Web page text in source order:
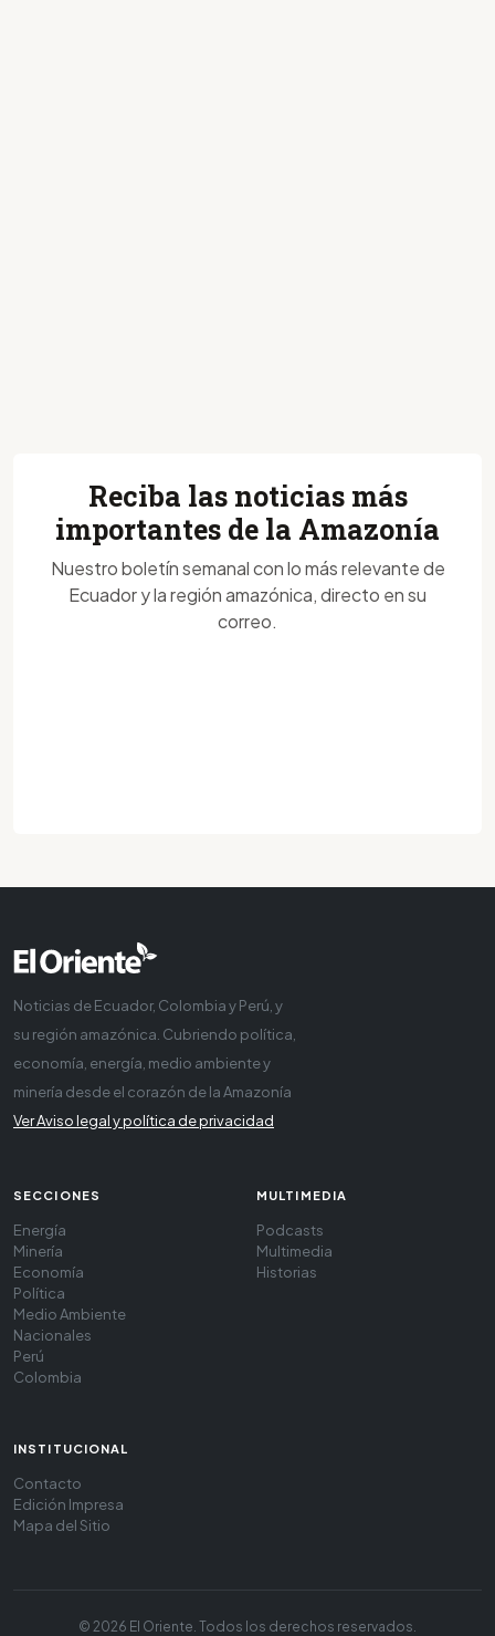
Reciba las noticias más
importantes de la Amazonía
Nuestro boletín semanal con lo más relevante de
Ecuador y la región amazónica, directo en su
correo.
Noticias de Ecuador, Colombia y Perú, y
su región amazónica. Cubriendo política,
economía, energía, medio ambiente y
minería desde el corazón de la Amazonía
Ver Aviso legal y política de privacidad
SECCIONES
Energía
Minería
Economía
Política
Medio Ambiente
Nacionales
Perú
Colombia
MULTIMEDIA
Podcasts
Multimedia
Historias
INSTITUCIONAL
Contacto
Edición Impresa
Mapa del Sitio
© 2026 El Oriente. Todos los derechos reservados.